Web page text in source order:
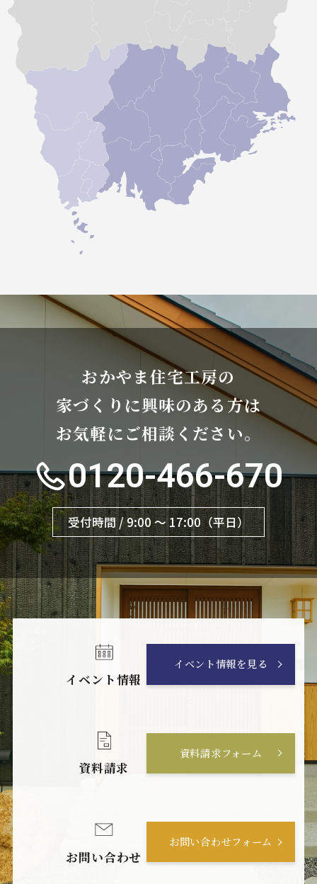
おかやま住宅工房の
家づくりに興味のある方は
お気軽にご相談ください。
0120-466-670
受付時間 / 9:00 〜 17:00（平日）
イベント情報
イベント情報を見る
資料請求
資料請求フォーム
お問い合わせ
お問い合わせフォーム